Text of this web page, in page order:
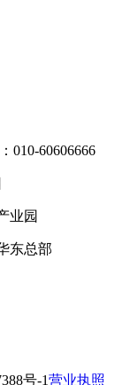
010-60606666
业园
东总部
号-1营业执照